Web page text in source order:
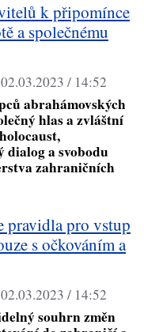
k připomínce
a společnému
02.03.2023 / 14:52
abrahámovských
hlas a zvláštní
dialog a svobodu
zahraničních
pravidla pro vstup
s očkováním a
02.03.2023 / 14:52
souhrn změn